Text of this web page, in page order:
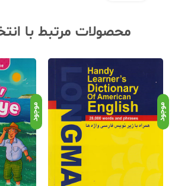
محصولات مرتبط با
موجود موجود